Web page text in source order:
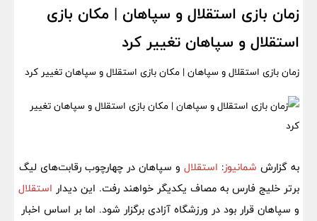
زمان بازی استقلال و سپاهان | مکان بازی
استقلال و سپاهان تغییر کرد
زمان بازی استقلال و سپاهان | مکان بازی استقلال و سپاهان تغییر کرد
به گزارش شمانیوز: استقلال و سپاهان در چهارچوب رقابت‌های لیگ
برتر خلیج فارس به مصاف یکدیگر خواهند رفت. این دیدار استقلال
و سپاهان قرار بود در ورزشگاه آزادی برگزار شود. اما بر اساس اخبار